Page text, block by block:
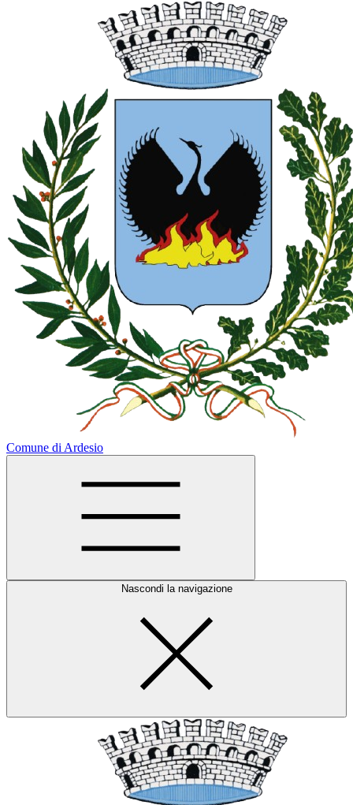
Comune di Ardesio
Nascondi la navigazione